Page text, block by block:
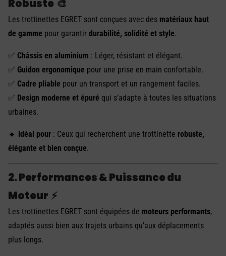
Robuste 🎨
Les trottinettes EGRET sont conçues avec des matériaux haut
de gamme pour garantir durabilité, solidité et style.
✅ Châssis en aluminium : Léger, résistant et élégant.
✅ Guidon ergonomique pour une prise en main confortable.
✅ Cadre pliable pour un transport et un rangement faciles.
✅ Design moderne et épuré qui s’adapte à toutes les situations
urbaines.
🔹 Idéal pour : Ceux qui recherchent une trottinette robuste,
élégante et bien conçue.
2. Performances & Puissance du
Moteur ⚡
Les trottinettes EGRET sont équipées de moteurs performants,
adaptés aussi bien aux trajets urbains qu’aux déplacements
plus longs.